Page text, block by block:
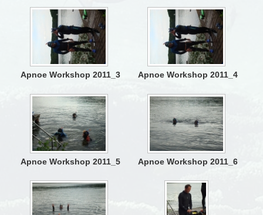
Apnoe Workshop 2011_3 Apnoe Workshop 2011_4
Apnoe Workshop 2011_5 Apnoe Workshop 2011_6